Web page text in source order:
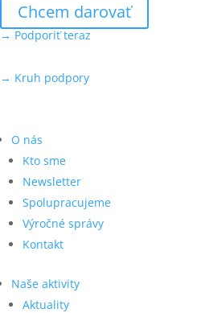
Chcem darovať
→ Podporiť teraz
→ Kruh podpory
O nás
Kto sme
Newsletter
Spolupracujeme
Výročné správy
Kontakt
Naše aktivity
Aktuality